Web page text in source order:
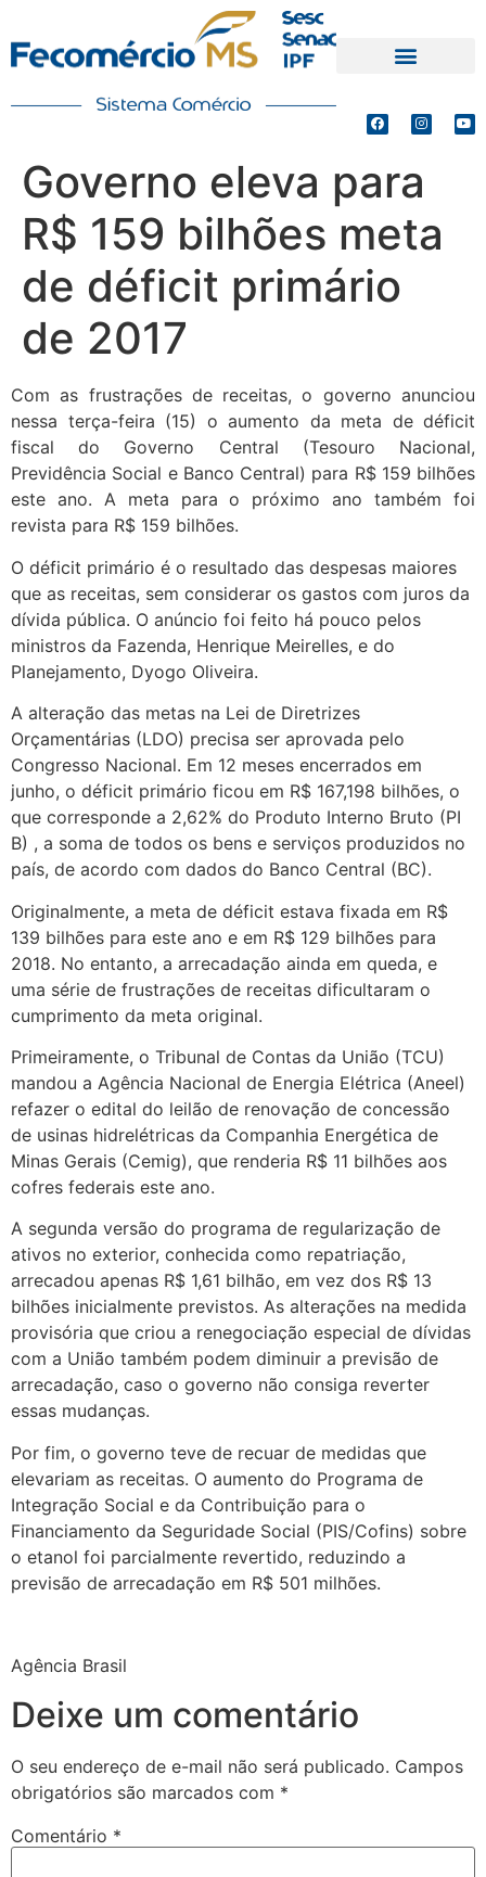
Governo eleva para
R$ 159 bilhões meta
de déficit primário
de 2017
Com as frustrações de receitas, o governo anunciou
nessa terça-feira (15) o aumento da meta de déficit
fiscal do Governo Central (Tesouro Nacional,
Previdência Social e Banco Central) para R$ 159 bilhões
este ano. A meta para o próximo ano também foi
revista para R$ 159 bilhões.
O déficit primário é o resultado das despesas maiores
que as receitas, sem considerar os gastos com juros da
dívida pública. O anúncio foi feito há pouco pelos
ministros da Fazenda, Henrique Meirelles, e do
Planejamento, Dyogo Oliveira.
A alteração das metas na Lei de Diretrizes
Orçamentárias (LDO) precisa ser aprovada pelo
Congresso Nacional. Em 12 meses encerrados em
junho, o déficit primário ficou em R$ 167,198 bilhões, o
que corresponde a 2,62% do Produto Interno Bruto (PI
B) , a soma de todos os bens e serviços produzidos no
país, de acordo com dados do Banco Central (BC).
Originalmente, a meta de déficit estava fixada em R$
139 bilhões para este ano e em R$ 129 bilhões para
2018. No entanto, a arrecadação ainda em queda, e
uma série de frustrações de receitas dificultaram o
cumprimento da meta original.
Primeiramente, o Tribunal de Contas da União (TCU)
mandou a Agência Nacional de Energia Elétrica (Aneel)
refazer o edital do leilão de renovação de concessão
de usinas hidrelétricas da Companhia Energética de
Minas Gerais (Cemig), que renderia R$ 11 bilhões aos
cofres federais este ano.
A segunda versão do programa de regularização de
ativos no exterior, conhecida como repatriação,
arrecadou apenas R$ 1,61 bilhão, em vez dos R$ 13
bilhões inicialmente previstos. As alterações na medida
provisória que criou a renegociação especial de dívidas
com a União também podem diminuir a previsão de
arrecadação, caso o governo não consiga reverter
essas mudanças.
Por fim, o governo teve de recuar de medidas que
elevariam as receitas. O aumento do Programa de
Integração Social e da Contribuição para o
Financiamento da Seguridade Social (PIS/Cofins) sobre
o etanol foi parcialmente revertido, reduzindo a
previsão de arrecadação em R$ 501 milhões.
Agência Brasil
Deixe um comentário
O seu endereço de e-mail não será publicado. Campos
obrigatórios são marcados com *
Comentário *